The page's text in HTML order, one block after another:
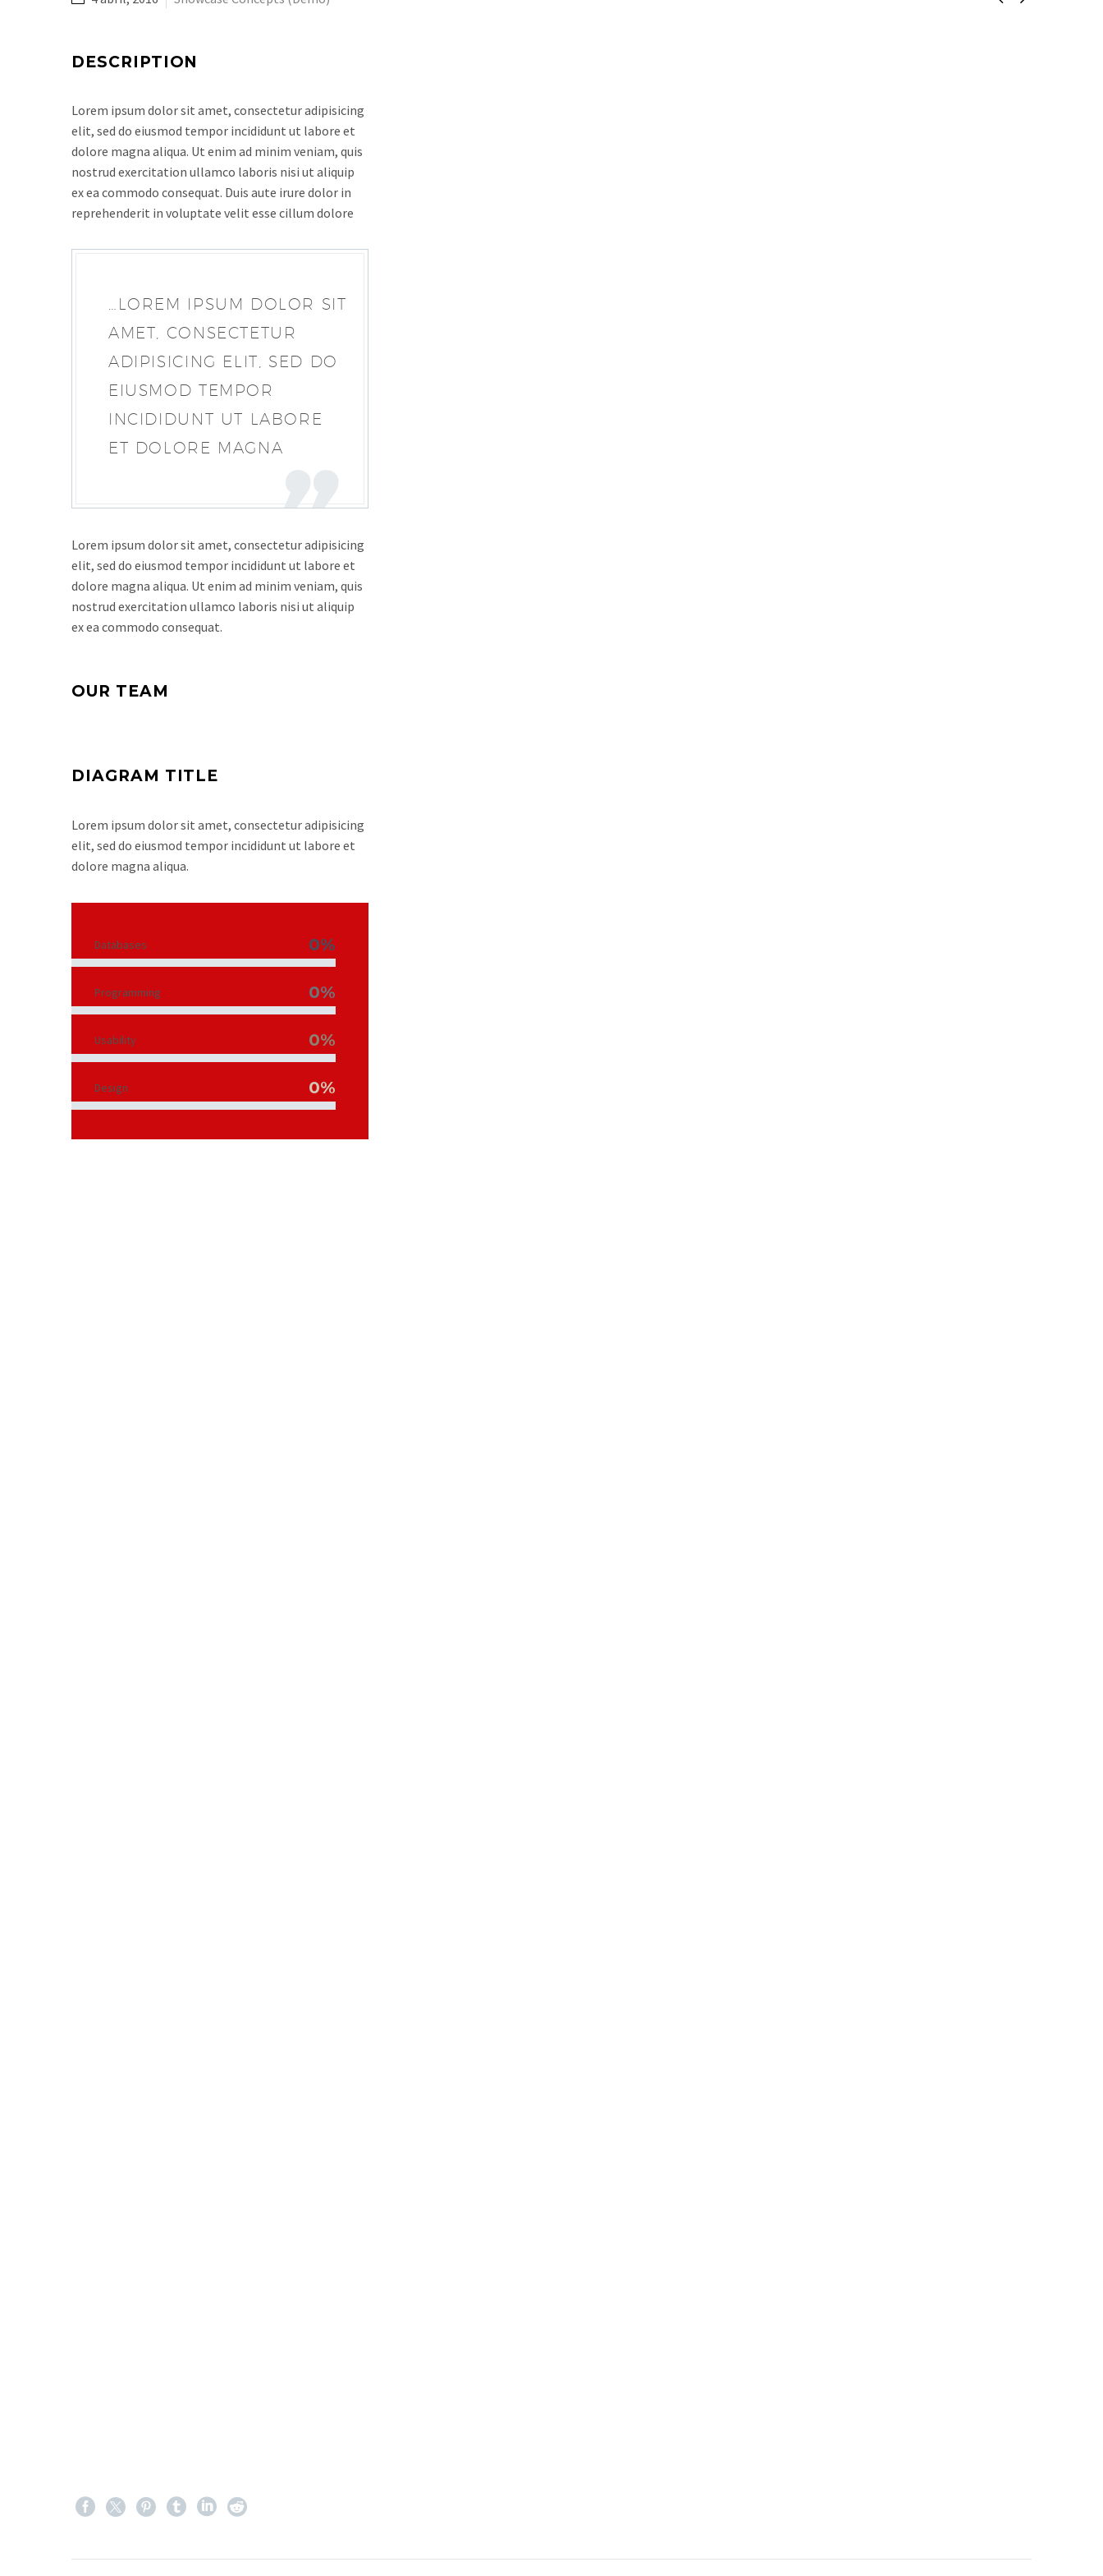
DESCRIPTION
Lorem ipsum dolor sit amet, consectetur adipisicing
elit, sed do eiusmod tempor incididunt ut labore et
dolore magna aliqua. Ut enim ad minim veniam, quis
nostrud exercitation ullamco laboris nisi ut aliquip
ex ea commodo consequat. Duis aute irure dolor in
reprehenderit in voluptate velit esse cillum dolore
…LOREM IPSUM DOLOR SIT
AMET, CONSECTETUR
ADIPISICING ELIT, SED DO
EIUSMOD TEMPOR
INCIDIDUNT UT LABORE
ET DOLORE MAGNA
Lorem ipsum dolor sit amet, consectetur adipisicing
elit, sed do eiusmod tempor incididunt ut labore et
dolore magna aliqua. Ut enim ad minim veniam, quis
nostrud exercitation ullamco laboris nisi ut aliquip
ex ea commodo consequat.
OUR TEAM
DIAGRAM TITLE
Lorem ipsum dolor sit amet, consectetur adipisicing
elit, sed do eiusmod tempor incididunt ut labore et
dolore magna aliqua.
Databases 0%
Programming 0%
Usability 0%
Design 0%